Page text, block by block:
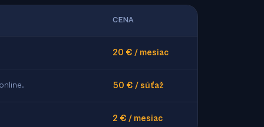
CENA
20 € / mesiac
50 € / súťaž
2 € / mesiac